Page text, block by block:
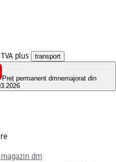
plus transport
Preț permanent dmnemajorat din
dm